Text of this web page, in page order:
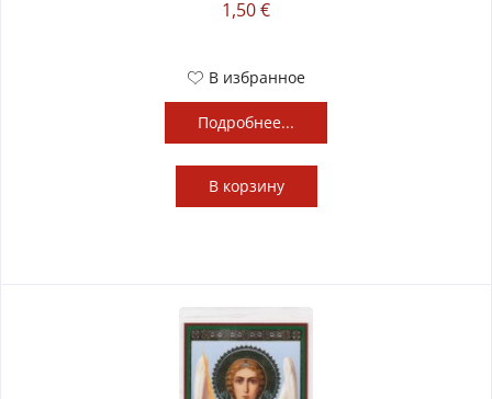
1,50 €
В избранное
Подробнее...
В корзину